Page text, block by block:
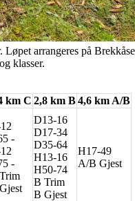
arrangeres på
klasser.
km C 2,8 km B4,6 km A/B
-
-
D13-16
D17-34
D35-64
H13-16
H50-74
B Trim
B Gjest
H17-49
A/B Gjest